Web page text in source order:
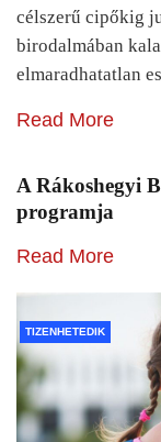
célszerű cipőkig
birodalmában
elmaradhatatlan
Read More
A Rákoshegyi
programja
Read More
TIZENHETEDIK